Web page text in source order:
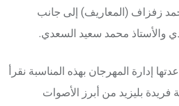
زفزاف (المعاريف) إلى جانب
والأستاذ محمد سعيد السعدي.
إدارة المهرجان بهذه المناسبة نقرأ
فريدة بليزيد من أبرز الأصوات